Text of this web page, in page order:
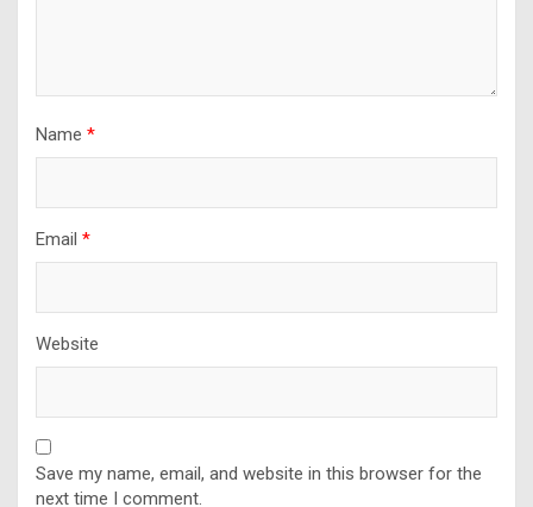
Name *
Email *
Website
Save my name, email, and website in this browser for the
next time I comment.